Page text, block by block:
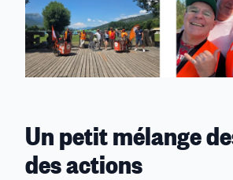
Un petit mélange
des actions